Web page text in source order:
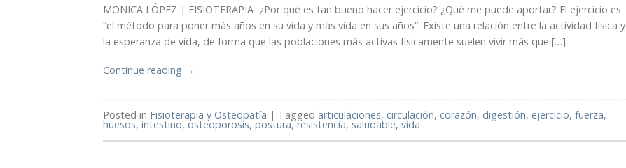
MONICA LÓPEZ | FISIOTERAPIA ¿Por qué es tan bueno hacer ejercicio? ¿Qué me puede aportar? El ejercicio es
“el método para poner más años en su vida y más vida en sus años”. Existe una relación entre la actividad física y
la esperanza de vida, de forma que las poblaciones más activas físicamente suelen vivir más que […]
Continue reading →
Posted in Fisioterapia y Osteopatía | Tagged articulaciones, circulación, corazón, digestión, ejercicio, fuerza,
huesos, intestino, osteoporosis, postura,resistencia, saludable, vida